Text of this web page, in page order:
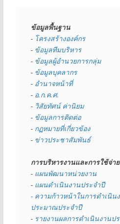
ข้อมูลพื้นฐาน
- โครงสร้างองค์กร
- ข้อมูลทีมบริหาร
- ข้อมูลผู้อำนวยการกลุ่ม
- ข้อมูลบุคลากร
- อำนาจหน้าที่
- อ.ก.ค.ศ.
- วิสัยทัศน์ ค่านิยม
- ข้อมูลการติดต่อ
- กฏหมายที่เกี่ยวข้อง
- ข่าวประชาสัมพันธ์
การบริหารงานและการใช้จ่า
- แผนพัฒนาหน่วยงาน
- แผนดำเนินงานประจำปี
- ความก้าวหน้าในการดำเนิน
ประมาณประจำปี
- รายงานผลการดำเนินงานป